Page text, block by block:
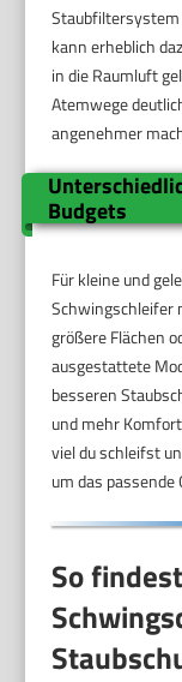
kann erheblich
in die Raumluft
Atemwege
angenehmer
Budgets
Für kleine und
Schwingschleifer
größere Flächen
ausgestattete
besseren
und mehr
viel du schleifst
um das passende
So